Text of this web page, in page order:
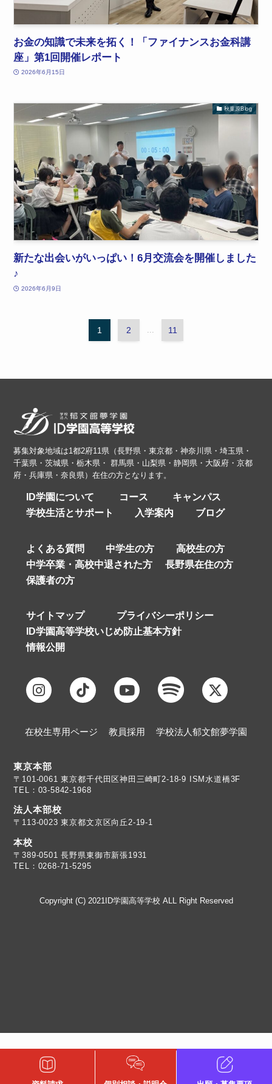
お金の知識で未来を拓く！「ファイナンスお金科講
座」第1回開催レポート
2026年6月15日
秋葉原Blog
新たな出会いがいっぱい！6月交流会を開催しました
♪
2026年6月9日
1 2 ... 11
募集対象地域は1都2府11県（長野県・東京都・神奈川県・埼玉県・
千葉県・茨城県・栃木県・ 群馬県・山梨県・静岡県・大阪府・京都
府・兵庫県・奈良県）在住の方となります。
ID学園について コース
キャンパス
学校生活とサポート
入学案内 ブログ
よくある質問 中学生の方
高校生の方
中学卒業・高校中退された方
長野県在住の方
保護者の方
サイトマップ
プライバシーポリシー
ID学園高等学校いじめ防止基本方針
情報公開
在校生専用ページ 教員採用 学校法人郁文館夢学園
東京本部
TEL：03-5842-1968
法人本部校
〒113-0023 東京都文京区向丘2-19-1
本校
TEL：0268-71-5295
Copyright (C) 2021ID学園高等学校 ALL Right Reserved